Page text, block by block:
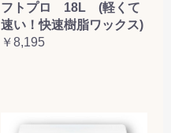
フトプロ 18L (軽くて
速い！快速樹脂ワックス)
￥8,195